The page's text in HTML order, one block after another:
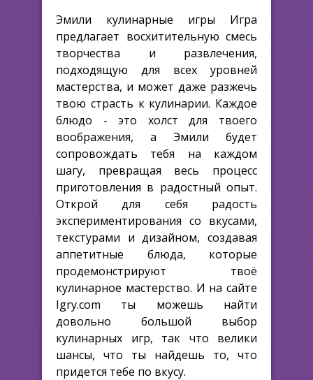
Эмили кулинарные игры Игра
предлагает восхитительную смесь
творчества и развлечения,
подходящую для всех уровней
мастерства, и может даже разжечь
твою страсть к кулинарии. Каждое
блюдо - это холст для твоего
воображения, а Эмили будет
сопровождать тебя на каждом
шагу, превращая весь процесс
приготовления в радостный опыт.
Открой для себя радость
экспериментирования со вкусами,
текстурами и дизайном, создавая
аппетитные блюда, которые
продемонстрируют твоё
кулинарное мастерство. И на сайте
Igry.com ты можешь найти
довольно большой выбор
кулинарных игр, так что велики
шансы, что ты найдешь то, что
придется тебе по вкусу.